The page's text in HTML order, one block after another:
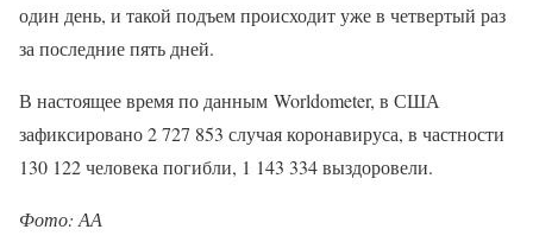
один день, и такой подъем происходит уже в четвертый раз
за последние пять дней.
В настоящее время по данным Worldometer, в США
зафиксировано 2 727 853 случая коронавируса, в частности
130 122 человека погибли, 1 143 334 выздоровели.
Фото: АА